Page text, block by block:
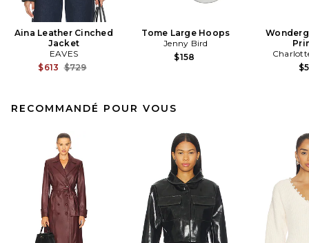
Aina Leather Cinched
Jacket
EAVES
$613 Previous price:
$729
Tome Large Hoops
Jenny Bird
$158
RECOMMANDÉ POUR VOUS